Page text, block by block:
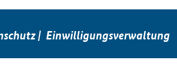
| Einwilligungsverwaltung